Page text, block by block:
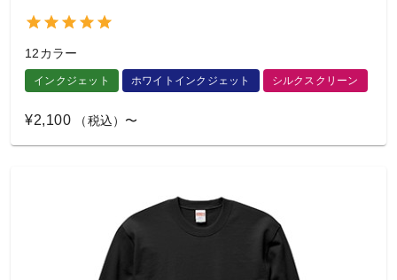
12カラー
インクジェット ホワイトインクジェット シルクスクリーン
¥2,100 （税込）〜